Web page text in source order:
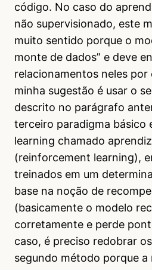
código. No caso do
não supervisionado, este
muito sentido porque o
monte de dados” e deve
relacionamentos neles
minha sugestão é usar o
descrito no parágrafo
terceiro paradigma básico
learning chamado
(reinforcement learning),
treinados em um
base na noção de
(basicamente o modelo
corretamente e perde
caso, é preciso redobrar
segundo método porque a